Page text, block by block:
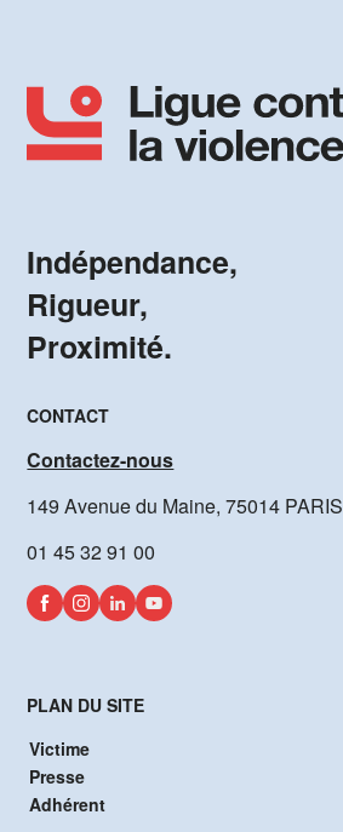
Indépendance,
Rigueur,
Proximité.
CONTACT
Contactez-nous
149 Avenue du Maine, 75014 PARIS
01 45 32 91 00
PLAN DU SITE
Victime
Presse
Adhérent